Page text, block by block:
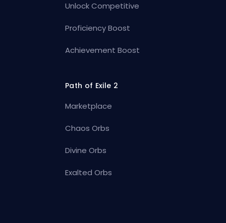
Unlock Competitive
Proficiency Boost
Achievement Boost
Path of Exile 2
Marketplace
Chaos Orbs
Divine Orbs
Exalted Orbs